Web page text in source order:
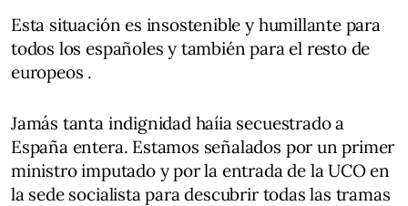
Esta situación es insostenible y humillante para
todos los españoles y también para el resto de
europeos .
Jamás tanta indignidad haíia secuestrado a
España entera. Estamos señalados por un primer
ministro imputado y por la entrada de la UCO en
la sede socialista para descubrir todas las tramas